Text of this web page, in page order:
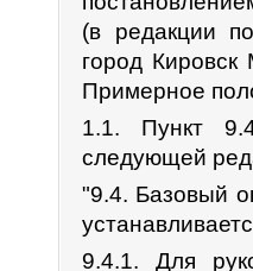
(в редакции
город
Примерное
1.1. Пункт
следующей
"9.4. Базовый
9.4.1. Для